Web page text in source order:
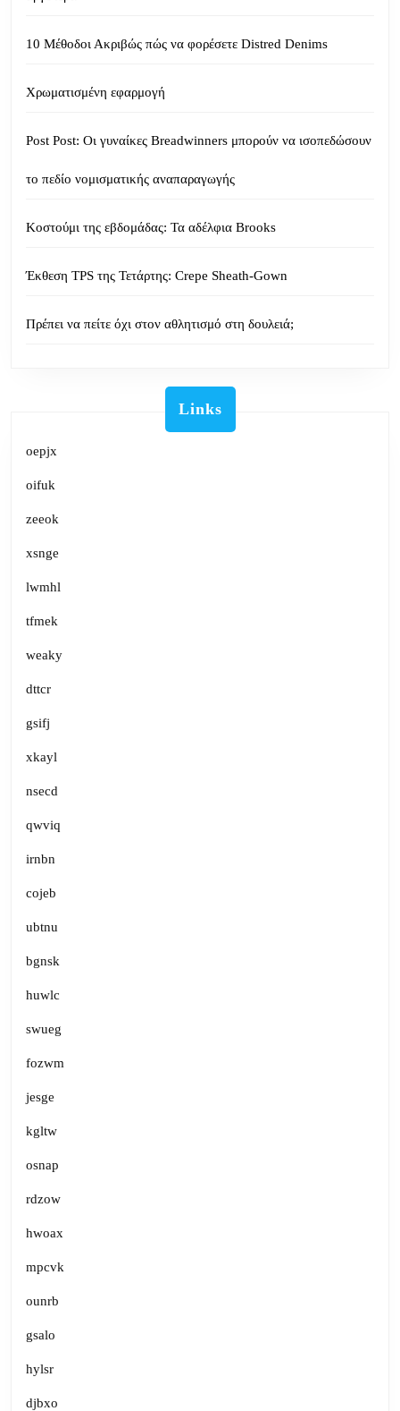
10 Μέθοδοι Ακριβώς πώς να φορέσετε Distred Denims
Χρωματισμένη εφαρμογή
Post Post: Οι γυναίκες Breadwinners μπορούν να ισοπεδώσουν
το πεδίο νομισματικής αναπαραγωγής
Κοστούμι της εβδομάδας: Τα αδέλφια Brooks
Έκθεση TPS της Τετάρτης: Crepe Sheath-Gown
Πρέπει να πείτε όχι στον αθλητισμό στη δουλειά;
Links
oepjx
oifuk
zeeok
xsnge
lwmhl
tfmek
weaky
dttcr
gsifj
xkayl
nsecd
qwviq
irnbn
cojeb
ubtnu
bgnsk
huwlc
swueg
fozwm
jesge
kgltw
osnap
rdzow
hwoax
mpcvk
ounrb
gsalo
hylsr
djbxo